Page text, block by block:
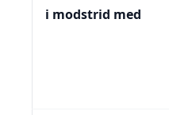
i modstrid med